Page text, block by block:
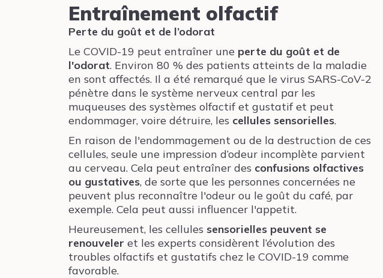
Entraînement olfactif
Perte du goût et de l’odorat
Le COVID-19 peut entraîner une perte du goût et de
l'odorat. Environ 80 % des patients atteints de la maladie
en sont affectés. Il a été remarqué que le virus SARS-CoV-2
pénètre dans le système nerveux central par les
muqueuses des systèmes olfactif et gustatif et peut
endommager, voire détruire, les cellules sensorielles.
En raison de l'endommagement ou de la destruction de ces
cellules, seule une impression d’odeur incomplète parvient
au cerveau. Cela peut entraîner des confusions olfactives
ou gustatives, de sorte que les personnes concernées ne
peuvent plus reconnaître l'odeur ou le goût du café, par
exemple. Cela peut aussi influencer l'appetit.
Heureusement, les cellules sensorielles peuvent se
renouveler et les experts considèrent l’évolution des
troubles olfactifs et gustatifs chez le COVID-19 comme
favorable.